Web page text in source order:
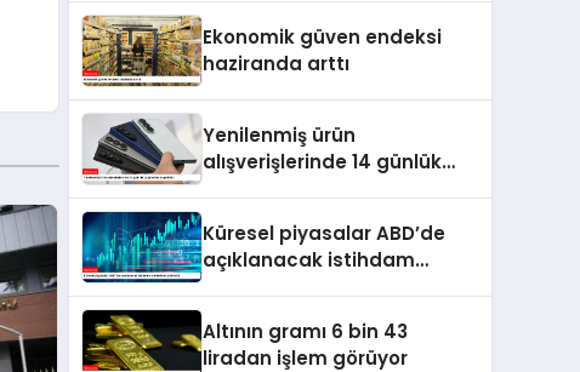
Ekonomik güven endeksi
haziranda arttı
Yenilenmiş ürün
alışverişlerinde 14 günlük
Küresel piyasalar ABD’de
açıklanacak istihdam
Altının gramı 6 bin 43
liradan işlem görüyor